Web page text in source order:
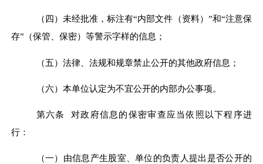
（四）未经批准，标注有“内部文件（资料）”和“注意保
存”（保管、保密）等警示字样的信息；
（五）法律、法规和规章禁止公开的其他政府信息；
（六）本单位认定为不宜公开的内部办公事项。
第六条 对政府信息的保密审查应当依照以下程序进
行：
（一）由信息产生股室 、单位的负责人提出是否公开的